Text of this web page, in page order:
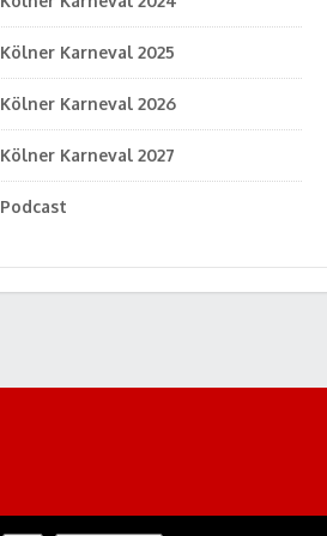
Kölner Karneval 2025
Kölner Karneval 2026
Kölner Karneval 2027
Podcast